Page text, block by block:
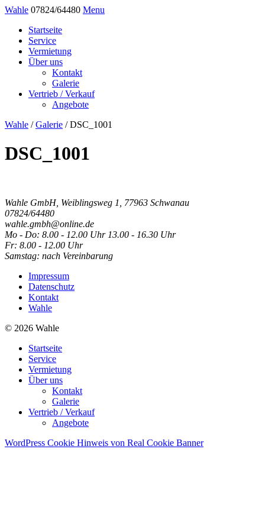
Wahle 07824/64480 Menu
Startseite
Service
Vermietung
Über uns
Kontakt
Galerie
Vertrieb / Verkauf
Angebote
Wahle /Galerie /DSC_1001
DSC_1001
Wahle GmbH, Weiblingsweg 1, 77963 Schwanau
07824/64480
wahle.gmbh@online.de
Mo - Do: 8.00 - 12.00 Uhr 13.00 - 16.30 Uhr
Fr: 8.00 - 12.00 Uhr
Samstag: nach Vereinbarung
Impressum
Datenschutz
Kontakt
Wahle
© 2026 Wahle
Startseite
Service
Vermietung
Über uns
Kontakt
Galerie
Vertrieb / Verkauf
Angebote
WordPress Cookie Hinweis von Real Cookie Banner